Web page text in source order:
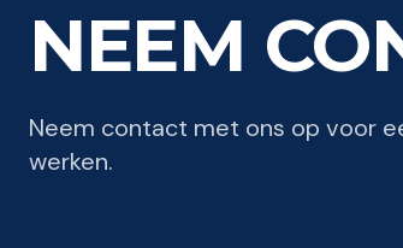
NEEM
Neem contact met ons op voor
werken.